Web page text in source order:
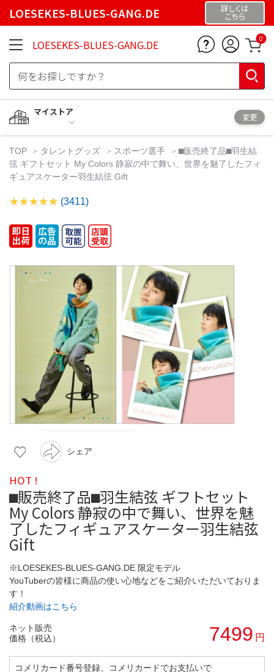
LOESEKES-BLUES-GANG.DE 詳しくは
こちら
LOESEKES-BLUES-GANG.DE 0
マイストア
変更
TOP タレントグッズ スポーツ選手
⬛︎販売終了品⬛︎羽生結
弦 ギフトセット My Colors 静寂の中で舞い、世界を魅了したフィ
ギュアスケーター羽生結弦 Gift
(3411)
シェア
HOT !
⬛︎販売終了品⬛︎羽生結弦 ギフトセット
My Colors 静寂の中で舞い、世界を魅
了したフィギュアスケーター羽生結弦
Gift
※LOESEKES-BLUES-GANG.DE 限定モデル
YouTuberの皆様に商品の使い心地などをご紹介いただいておりま
す！
紹介動画はこちら
ネット販売
価格（税込）
7499 円
コメリカード番号登録、コメリカードでお支払いで